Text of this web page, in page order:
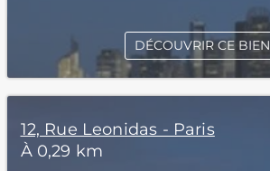
DÉCOUVRIR CE BIEN
12, Rue Leonidas - Paris
À 0,29 km